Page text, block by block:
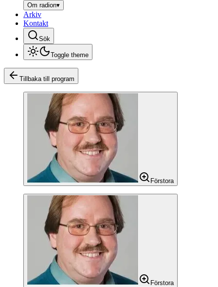
Om radion▾
Arkiv
Kontakt
Sök
Toggle theme
Tillbaka till program
Förstora
Förstora